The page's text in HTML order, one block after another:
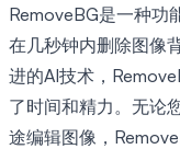
RemoveBG是一种功
在几秒钟内删除图像
进的AI技术，
了时间和精力。无论
途编辑图像，